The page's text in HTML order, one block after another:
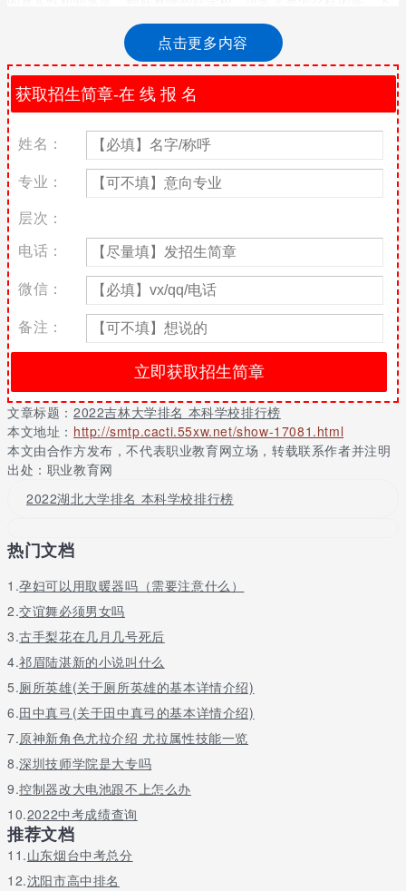
面是小编整理的相关内容，供大家阅读。
2021吉林好的本科大学排行榜
吉林大学有很多，在填报志愿时大家都会留意院校的排名，关于这
一点小编做出了以下整理。吉林大学排名第一，东北师范大学排名
第二，长春理工大学排名第三。
名
学校名称 地区
地区排
类型
四大经济
东北师范大学 吉林 2 师范
东北
177
长春理工大学 吉林 3
235
延边大学 吉林 4 综合
东北
吉林农业大学
254
长春工业大学 吉林
259
东北电力大学 吉林 7 理工
东北
吉林 8
344
吉林师范大学 吉林 9 师范
东北
439
吉林财经大学 吉林 10 财经
东北
454
长春师范大学 吉林 11 师范
东北
456
长春大学
467
长春中医药大学 吉林 13
523
吉林艺术学院
617
吉林体育学院 吉林 16
630
687
吉林外国语大学
724
吉林工程技术师
范学院
吉林 21
731
通化师范学院 吉林 22
754
吉林动画学院
776
吉林工商学院 吉林
798
吉林医药学院
东北电力大学简介
东北电力大学坐落在风景秀美的吉林省吉林市。学校是吉林省重点
点击更多内容
姓名：
专业：
层次：
电话：
微信：
备注：
文章标题： 2022吉林大学排名 本科学校排行榜
本文地址： http://smtp.cacti.55xw.net/show-17081.html
本文由合作方发布，不代表职业教育网立场，转载联系作者并注明
出处：职业教育网
2022湖北大学排名 本科学校排行榜
热门文档
1.孕妇可以用取暖器吗（需要注意什么）
2.交谊舞必须男女吗
3.古手梨花在几月几号死后
4.祁眉陆湛新的小说叫什么
5.厕所英雄(关于厕所英雄的基本详情介绍)
6.田中真弓(关于田中真弓的基本详情介绍)
7.原神新角色尤拉介绍 尤拉属性技能一览
8.深圳技师学院是大专吗
9.控制器改大电池跟不上怎么办
10.2022中考成绩查询
推荐文档
11.山东烟台中考总分
12.沈阳市高中排名